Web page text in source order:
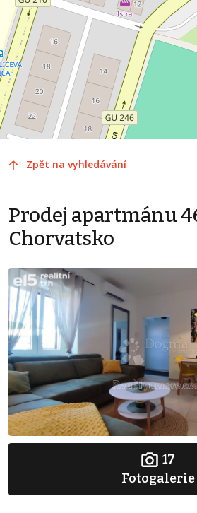
Zpět na vyhledávání
Prodej apartmánu
Chorvatsko
17
Fotogalerie